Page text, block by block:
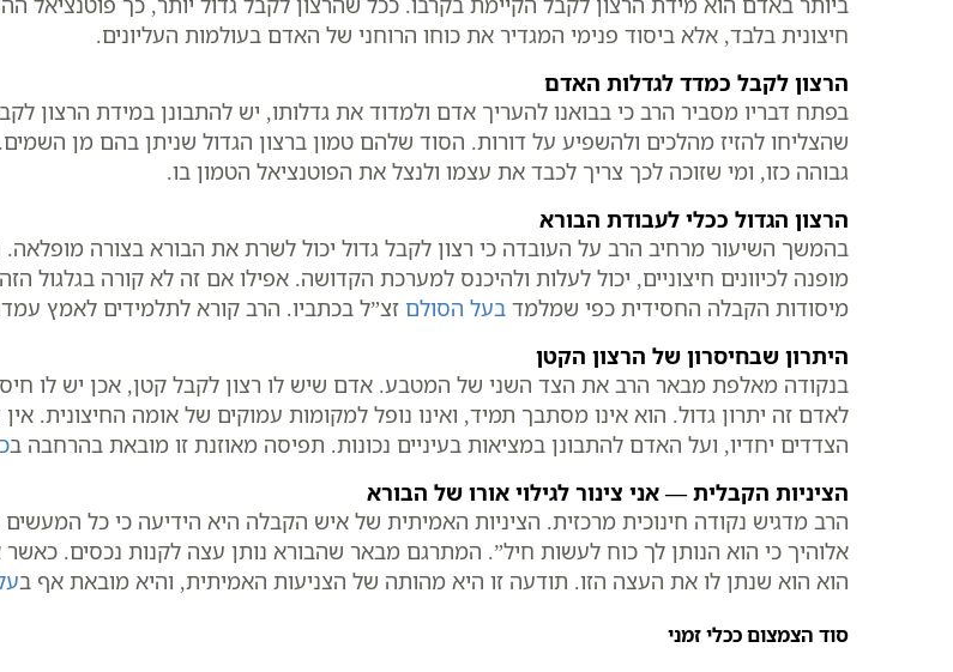
חיצונית בלבד, אלא ביסוד פנימי המגדיר את כוחו הרוחני של האדם בעולמות העליונים.
הרצון לקבל כמדד לגדלות האדם
בפתח דבריו מסביר הרב כי בבואנו להעריך אדם ולמדוד את גדלותו, יש להתבונן במידת הרצון
שהצליחו להזיז מהלכים ולהשפיע על דורות. הסוד שלהם טמון ברצון הגדול שניתן בהם מן
גבוהה כזו, ומי שזוכה לכך צריך לכבד את עצמו ולנצל את הפוטנציאל הטמון בו.
הרצון הגדול ככלי לעבודת הבורא
בהמשך השיעור מרחיב הרב על העובדה כי רצון לקבל גדול יכול לשרת את הבורא בצורה
מופנה לכיוונים חיצוניים, יכול לעלות ולהיכנס למערכת הקדושה. אפילו אם זה לא קורה בגלגול
מיסודות הקבלה החסידית כפי שמלמד בעל הסולם זצ”ל בכתביו. הרב קורא לתלמידים לאמץ
היתרון שבחיסרון של הרצון הקטן
בנקודה מאלפת מבאר הרב את הצד השני של המטבע. אדם שיש לו רצון לקבל קטן, אכן יש לו
לאדם זה יתרון גדול. הוא אינו מסתבך תמיד, ואינו נופל למקומות עמוקים של אומה החיצונית.
הצדדים יחדיו, ועל האדם להתבונן במציאות בעיניים נכונות. תפיסה מאוזנת זו מובאת בהרחבה ב
הציניות הקבלית — אני צינור לגילוי אורו של הבורא
הרב מדגיש נקודה חינוכית מרכזית. הציניות האמיתית של איש הקבלה היא הידיעה כי כל
אלוהיך כי הוא הנותן לך כוח לעשות חיל”. המתרגם מבאר שהבורא נותן עצה לקנות נכסים.
הוא הוא שנתן לו את העצה הזו. תודעה זו היא מהותה של הצניעות האמיתית, והיא מובאת אף ב
סוד הצמצום ככלי זמני